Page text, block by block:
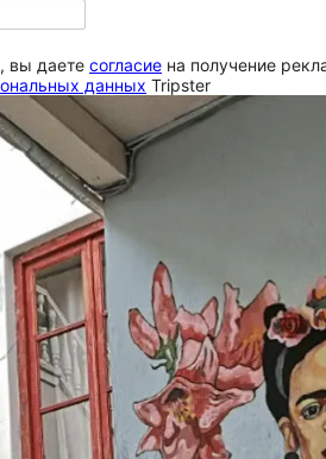
вы даете согласие на получение
данных Tripster